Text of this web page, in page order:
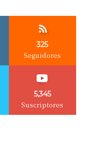
325
Seguidores
5,345
Suscriptores